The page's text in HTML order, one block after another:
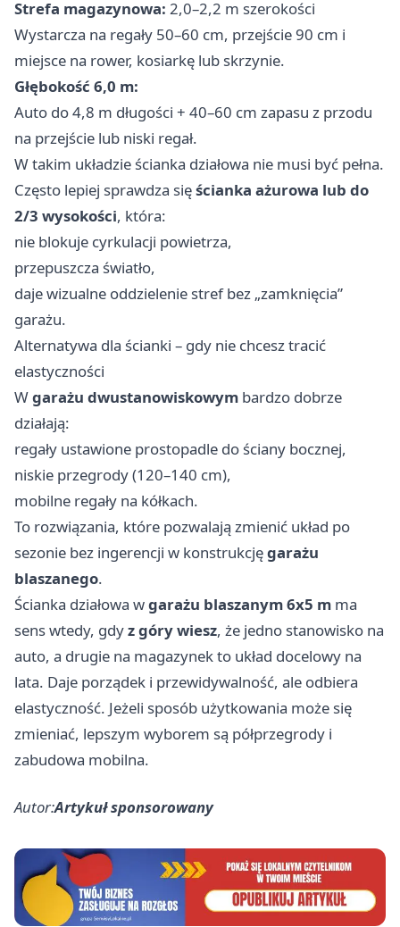
Strefa magazynowa: 2,0–2,2 m szerokości
Wystarcza na regały 50–60 cm, przejście 90 cm i
miejsce na rower, kosiarkę lub skrzynie.
Głębokość 6,0 m:
Auto do 4,8 m długości + 40–60 cm zapasu z przodu
na przejście lub niski regał.
W takim układzie ścianka działowa nie musi być pełna.
Często lepiej sprawdza sięścianka ażurowa lub do
2/3 wysokości, która:
nie blokuje cyrkulacji powietrza,
przepuszcza światło,
daje wizualne oddzielenie stref bez „zamknięcia”
garażu.
Alternatywa dla ścianki – gdy nie chcesz tracić
elastyczności
Wgarażu dwustanowiskowym bardzo dobrze
działają:
regały ustawione prostopadle do ściany bocznej,
niskie przegrody (120–140 cm),
mobilne regały na kółkach.
To rozwiązania, które pozwalają zmienić układ po
sezonie bez ingerencji w konstrukcjęgarażu
blaszanego.
Ścianka działowa wgarażu blaszanym 6x5 m ma
sens wtedy, gdyz góry wiesz, że jedno stanowisko na
auto, a drugie na magazynek to układ docelowy na
lata. Daje porządek i przewidywalność, ale odbiera
elastyczność. Jeżeli sposób użytkowania może się
zmieniać, lepszym wyborem są półprzegrody i
zabudowa mobilna.
Autor:Artykuł sponsorowany